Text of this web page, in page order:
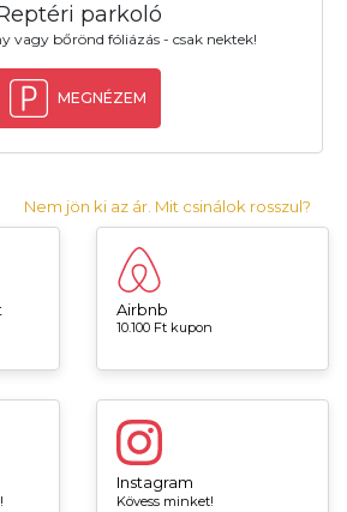
parkoló
vagy bőrönd fóliázás - csak nektek!
MEGNÉZEM
Nem jön ki az ár. Mit csinálok rosszul?
Airbnb
10.100 Ft kupon
Instagram
Kövess minket!